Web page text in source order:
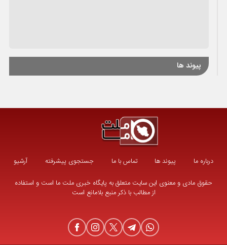
پیوند ها
درباره ما پیوند ها تماس با ما جستجوی پیشرفته آرشیو
حقوق مادی و معنوی این سایت متعلق به پایگاه خبری ملت ما است و استفاده
از مطالب با ذکر منبع بلامانع است